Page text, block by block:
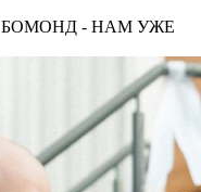
БОМОНД - НАМ УЖЕ